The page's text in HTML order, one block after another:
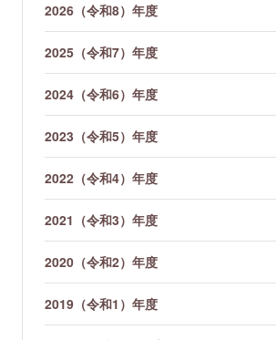
2026（令和8）年度
2025（令和7）年度
2024（令和6）年度
2023（令和5）年度
2022（令和4）年度
2021（令和3）年度
2020（令和2）年度
2019（令和1）年度